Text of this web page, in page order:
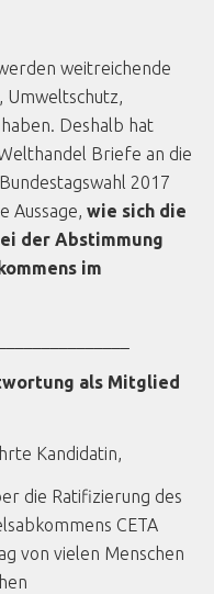
weitreichende
Umweltschutz,
Deshalb hat
Briefe an die
2017
Aussage,wie sich die
der Abstimmung
im
als Mitglied
Kandidatin,
die Ratifizierung des
CETA
von vielen Menschen